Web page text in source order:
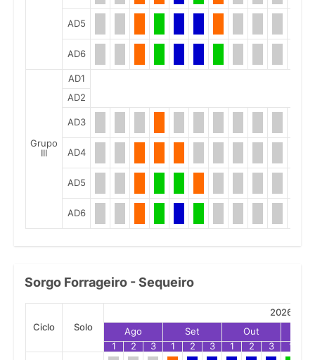
AD5
AD6
Grupo
III
AD1
AD2
AD3
AD4
AD5
AD6
Sorgo Forrageiro - Sequeiro
Ciclo Solo
2026
Ago
Set Out
1
2 3 1 2 3 1 2 3 1